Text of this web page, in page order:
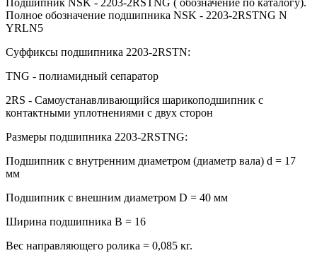
Подшипник NSK - 2203-2RSTNG ( обозначение по каталогу).
Полное обозначение подшипника NSK - 2203-2RSTNG N
YRLN5
Суффиксы подшипника 2203-2RSTN:
TNG - полиамидный сепаратор
2RS - Самоустанавливающийся шарикоподшипник с
контактными уплотнениями с двух сторон
Размеры подшипника 2203-2RSTNG:
Подшипник с внутренним диаметром (диаметр вала) d = 17
мм
Подшипник с внешним диаметром D = 40 мм
Ширина подшипника B = 16
Вес направляющего ролика = 0,085 кг.